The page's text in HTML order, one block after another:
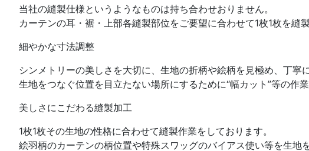
当社の縫製仕様というようなものは持ち合わせおりません。
カーテンの耳・裾・上部各縫製部位をご要望に合わせて1枚1枚を縫
細やかな寸法調整
シンメトリーの美しさを大切に、生地の折柄や絵柄を見極め、丁寧
生地をつなぐ位置を目立たない場所にするために“幅カット”等の作業
美しさにこだわる縫製加工
1枚1枚その生地の性格に合わせて縫製作業をしております。
絵羽柄のカーテンの柄位置や特殊スワッグのバイアス使い等を生地